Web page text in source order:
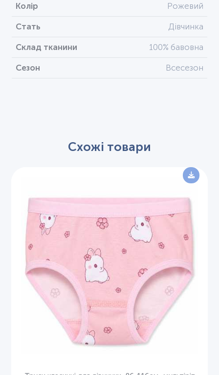
Колір Рожевий
Стать Дівчинка
Склад тканини 100% бавовна
Сезон Всесезон
Схожі товари